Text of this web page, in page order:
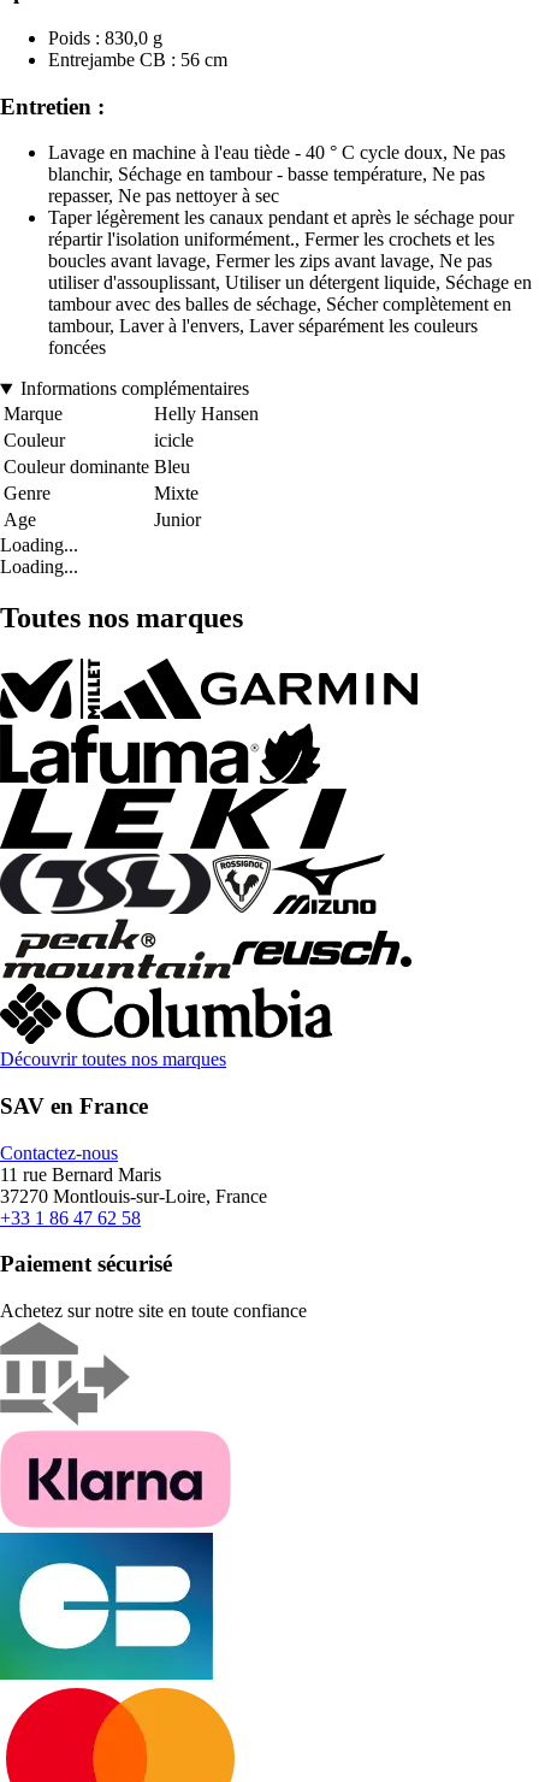
Poids : 830,0 g
Entrejambe CB : 56 cm
Entretien :
Lavage en machine à l'eau tiède - 40 ° C cycle doux, Ne pas
blanchir, Séchage en tambour - basse température, Ne pas
repasser, Ne pas nettoyer à sec
Taper légèrement les canaux pendant et après le séchage pour
répartir l'isolation uniformément., Fermer les crochets et les
boucles avant lavage, Fermer les zips avant lavage, Ne pas
utiliser d'assouplissant, Utiliser un détergent liquide, Séchage en
tambour avec des balles de séchage, Sécher complètement en
tambour, Laver à l'envers, Laver séparément les couleurs
foncées
Informations complémentaires
Marque
Helly Hansen
Couleur
icicle
Couleur dominante Bleu
Genre
Mixte
Age
Junior
Loading...
Loading...
Toutes nos marques
Découvrir toutes nos marques
SAV en France
Contactez-nous
11 rue Bernard Maris
37270 Montlouis-sur-Loire, France
+33 1 86 47 62 58
Paiement sécurisé
Achetez sur notre site en toute confiance